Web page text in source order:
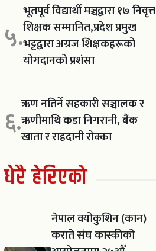
५.
भूतपूर्व विद्यार्थी मञ्चद्वारा १७ निवृत्त
शिक्षक सम्मानित,प्रदेश प्रमुख
भट्टद्वारा अग्रज शिक्षकहरूको
योगदानको प्रशंसा
६.ऋण नतिर्ने सहकारी सञ्चालक र
ऋणीमाथि कडा निगरानी, बैंक
खाता र राहदानी रोक्का
धेरै हेरिएको
नेपाल क्योकुशिन (कान)
कराते संघ कास्कीको